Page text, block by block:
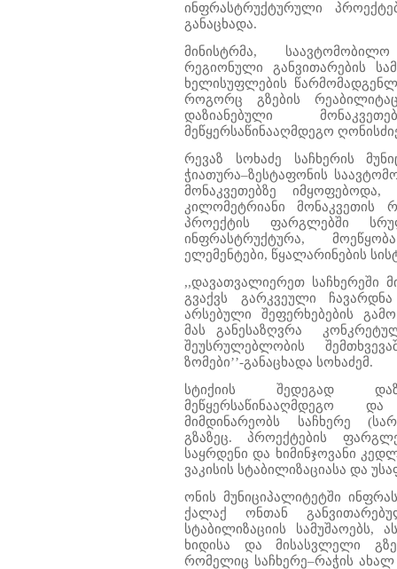
ინფრასტრუქტურული
განაცხადა.
მინისტრმა,
რეგიონული განვითარების
ხელისუფლების
როგორც გზების
დაზიანებული
მეწყერსაწინააღმდეგო
რევაზ სოხაძე საჩხერის
ჭიათურა–ზესტაფონის
მონაკვეთებზე
კილომეტრიანი მონაკვეთის
პროექტის ფარგლებში
ინფრასტრუქტურა,
ელემენტები, წყალარინების
,,დავათვალიერეთ საჩხერეში
გვაქვს გარკვეული
არსებული შეფერხებების
მას განესაზღვრა
შეუსრულებლობის
ზომები’’-განაცხადა სოხაძემ.
სტიქიის შედეგად
მეწყერსაწინააღმდეგო
მიმდინარეობს საჩხერე
გზაზეც. პროექტების
საყრდენი და ხიმინჯოვანი
ვაკისის სტაბილიზაციასა და
ონის მუნიციპალიტეტში
ქალაქ ონთან
სტაბილიზაციის სამუშაოებს,
ხიდისა და მისასვლელი
რომელიც საჩხერე–რაჭის ახალ